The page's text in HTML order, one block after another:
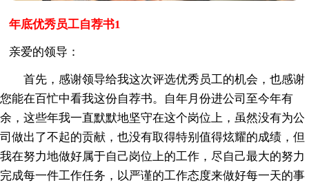
年底优秀员工自荐书1
亲爱的领导：
首先，感谢领导给我这次评选优秀员工的机会，也感谢
您能在百忙中看我这份自荐书。自年月份进公司至今年有
余，这些年我一直默默地坚守在这个岗位上，虽然没有为公
司做出了不起的贡献，也没有取得特别值得炫耀的成绩，但
我在努力地做好属于自己岗位上的工作，尽自己最大的努力
完成每一件工作任务，以严谨的工作态度来做好每一天的事